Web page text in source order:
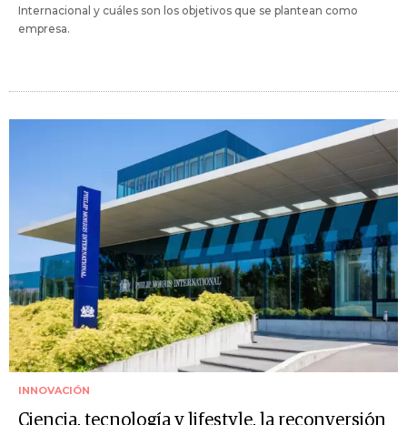
Internacional y cuáles son los objetivos que se plantean como
empresa.
INNOVACIÓN
Ciencia, tecnología y lifestyle, la reconversión